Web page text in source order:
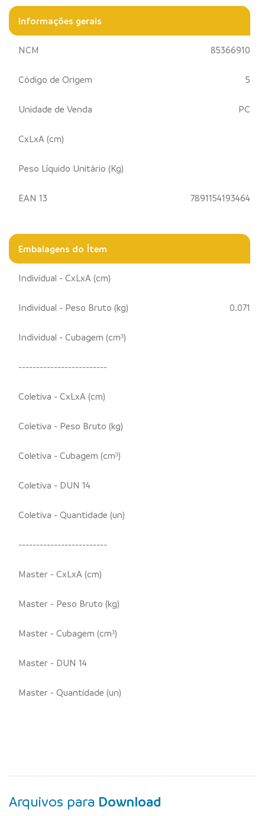
Informações gerais
NCM 85366910
Código de Origem 5
Unidade de Venda PC
CxLxA (cm)
Peso Líquido Unitário (Kg)
EAN 13 7891154193464
Embalagens do Ítem
Individual - CxLxA (cm)
Individual - Peso Bruto (kg) 0.071
Individual - Cubagem (cm³)
-------------------------
Coletiva - CxLxA (cm)
Coletiva - Peso Bruto (kg)
Coletiva - Cubagem (cm³)
Coletiva - DUN 14
Coletiva - Quantidade (un)
-------------------------
Master - CxLxA (cm)
Master - Peso Bruto (kg)
Master - Cubagem (cm³)
Master - DUN 14
Master - Quantidade (un)
Arquivos para Download